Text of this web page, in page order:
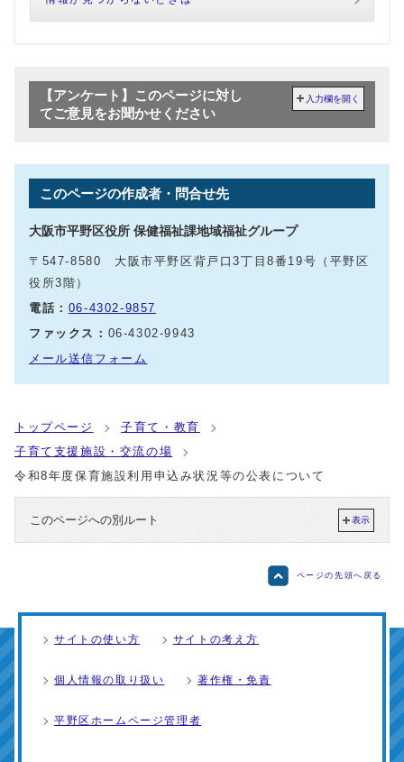
【アンケート】このページに対し
てご意見をお聞かせください
入力欄を開く
このページの作成者・問合せ先
大阪市平野区役所 保健福祉課地域福祉グループ
〒547-8580 大阪市平野区背戸口3丁目8番19号（平野区
役所3階）
電話： 06-4302-9857
ファックス： 06-4302-9943
メール送信フォーム
トップページ
子育て・教育
子育て支援施設・交流の場
令和8年度保育施設利用申込み状況等の公表について
このページへの別ルート 表示
ページの先頭へ戻る
サイトの使い方 サイトの考え方
個人情報の取り扱い 著作権・免責
平野区ホームページ管理者